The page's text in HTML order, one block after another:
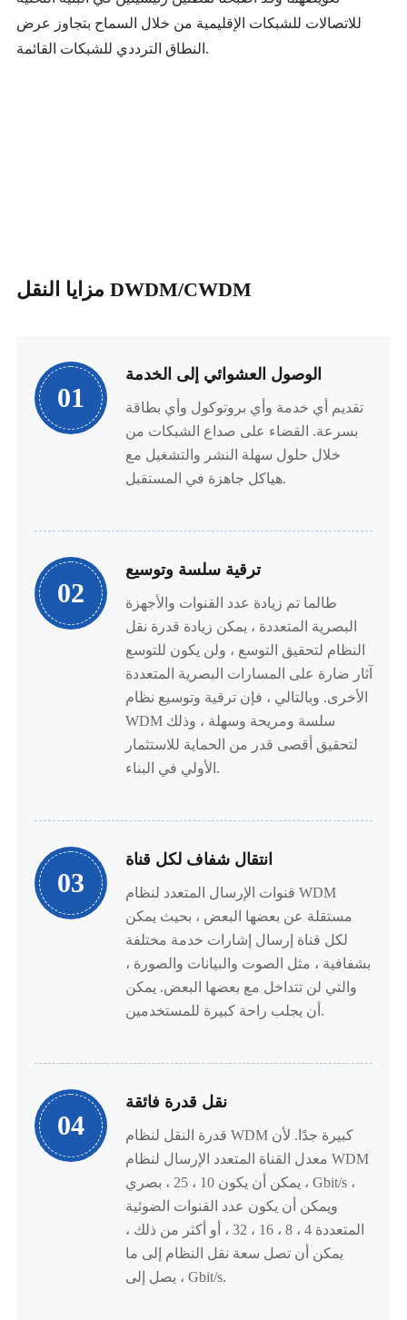
للاتصالات للشبكات الإقليمية من خلال السماح بتجاوز عرض
النطاق الترددي للشبكات القائمة.
مزايا النقل DWDM/CWDM
01
الوصول العشوائي إلى الخدمة
تقديم أي خدمة وأي بروتوكول وأي بطاقة
بسرعة. القضاء على صداع الشبكات من
خلال حلول سهلة النشر والتشغيل مع
هياكل جاهزة في المستقبل.
02
ترقية سلسة وتوسيع
طالما تم زيادة عدد القنوات والأجهزة
البصرية المتعددة ، يمكن زيادة قدرة نقل
النظام لتحقيق التوسع ، ولن يكون للتوسع
آثار ضارة على المسارات البصرية المتعددة
الأخرى. وبالتالي ، فإن ترقية وتوسيع نظام
WDM سلسة ومريحة وسهلة ، وذلك
لتحقيق أقصى قدر من الحماية للاستثمار
الأولي في البناء.
03
انتقال شفاف لكل قناة
قنوات الإرسال المتعدد لنظام WDM
مستقلة عن بعضها البعض ، بحيث يمكن
لكل قناة إرسال إشارات خدمة مختلفة
بشفافية ، مثل الصوت والبيانات والصورة ،
والتي لن تتداخل مع بعضها البعض. يمكن
أن يجلب راحة كبيرة للمستخدمين.
04
نقل قدرة فائقة
قدرة النقل لنظام WDM كبيرة جدًا. لأن
معدل القناة المتعدد الإرسال لنظام WDM
يمكن أن يكون 10 ، 25 ، بصري ، Gbit/s ،
ويمكن أن يكون عدد القنوات الضوئية
المتعددة 4 ، 8 ، 16 ، 32 ، أو أكثر من ذلك ،
يمكن أن تصل سعة نقل النظام إلى ما
يصل إلى ، Gbit/s.